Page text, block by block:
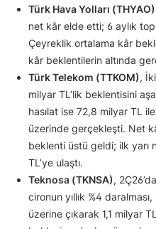
Türk Hava Yolları (THYAO)
net kâr elde etti; 6 aylık
Çeyreklik ortalama kâr
kâr beklentilerin altında
Türk Telekom (TTKOM),
milyar TL’lik beklentisini
hasılat ise 72,8 milyar TL
üzerinde gerçekleşti. Net
beklenti üstü geldi; ilk yarı
TL’ye ulaştı.
Teknosa (TKNSA),
cironun yıllık %4
üzerine çıkarak 1,1 milyar